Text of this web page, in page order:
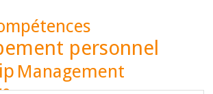
personnel
Management